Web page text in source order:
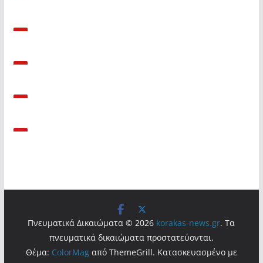
Πνευματικά Δικαιώματα © 2026 korakas-news.gr. Τα
πνευματικά δικαιώματα προστατεύονται.
Θέμα: ColorMagαπό ThemeGrill. Κατασκευασμένο με